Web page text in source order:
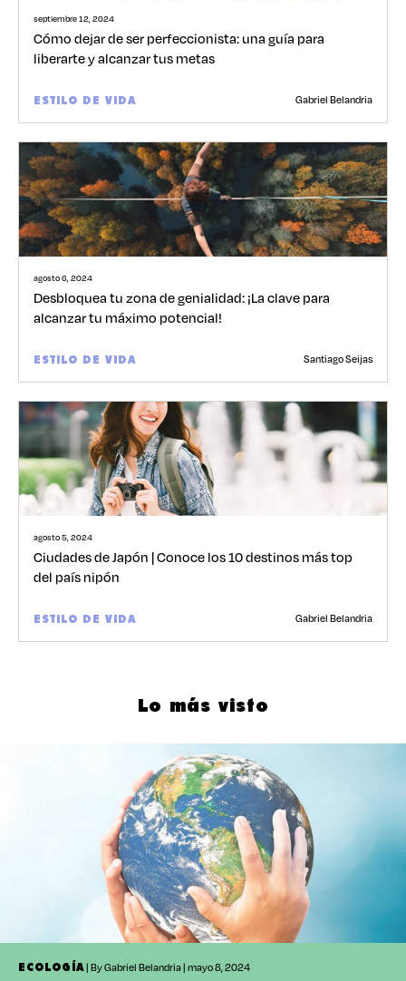
septiembre 12, 2024
Cómo dejar de ser perfeccionista: una guía para
liberarte y alcanzar tus metas
ESTILO DE VIDA Gabriel Belandria
agosto 6, 2024
Desbloquea tu zona de genialidad: ¡La clave para
alcanzar tu máximo potencial!
ESTILO DE VIDA Santiago Seijas
agosto 5, 2024
Ciudades de Japón | Conoce los 10 destinos más top
del país nipón
ESTILO DE VIDA Gabriel Belandria
Lo más visto
ECOLOGÍA| By Gabriel Belandria | mayo 8, 2024